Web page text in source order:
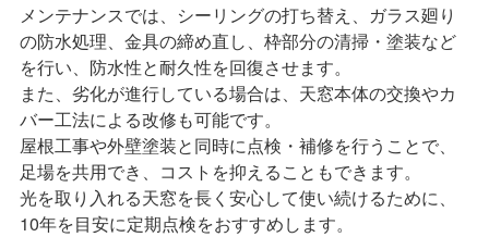
メンテナンスでは、シーリングの打ち替え、ガラス廻り
の防水処理、金具の締め直し、枠部分の清掃・塗装など
を行い、防水性と耐久性を回復させます。
また、劣化が進行している場合は、天窓本体の交換やカ
バー工法による改修も可能です。
屋根工事や外壁塗装と同時に点検・補修を行うことで、
足場を共用でき、コストを抑えることもできます。
光を取り入れる天窓を長く安心して使い続けるために、
10年を目安に定期点検をおすすめします。